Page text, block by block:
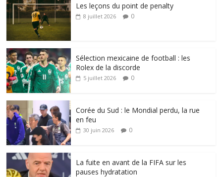
Les leçons du point de penalty
8 juillet 2026 0
Sélection mexicaine de football : les
Rolex de la discorde
5 juillet 2026 0
Corée du Sud : le Mondial perdu, la rue
en feu
30 juin 2026 0
La fuite en avant de la FIFA sur les
pauses hydratation